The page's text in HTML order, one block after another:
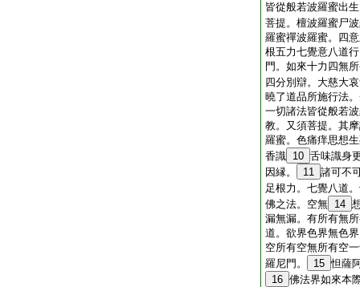
皆從般若波羅蜜出
菩提。檀波羅蜜尸
羅蜜禪波羅蜜。四
根五力七覺意八道
門。如來十力四無
四分別辯。大慈大
曉了道品所施行法
一切諸法皆從般若
教。又須菩提。其
羅蜜。色痛痒思想
香識 10 舌味識身
因縁。
11 諸可不
足根力。七覺八道
佛之法。空無 14
漏無漏。有所有無
道。欲界色界無色
空所有空無所有空
羅尼門。
15 怛薩
16 佛法界如來本